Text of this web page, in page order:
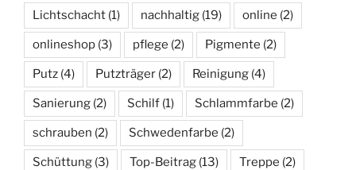
Lichtschacht (1) nachhaltig (19) online (2)
onlineshop (3) pflege (2) Pigmente (2)
Putz (4) Putzträger (2) Reinigung (4)
Sanierung (2) Schilf (1) Schlammfarbe (2)
schrauben (2) Schwedenfarbe (2)
Schüttung (3) Top-Beitrag (13) Treppe (2)